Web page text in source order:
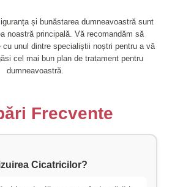
și bunăstarea dumneavoastră sunt
noastră principală. Vă recomandăm să
unul dintre specialiștii noștri pentru a vă
cel mai bun plan de tratament pentru
dumneavoastră.
Frecvente
Cicatricilor?